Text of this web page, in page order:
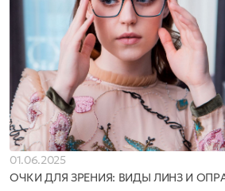
01.06.2025
ОЧКИ ДЛЯ ЗРЕНИЯ: ВИДЫ ЛИНЗ И